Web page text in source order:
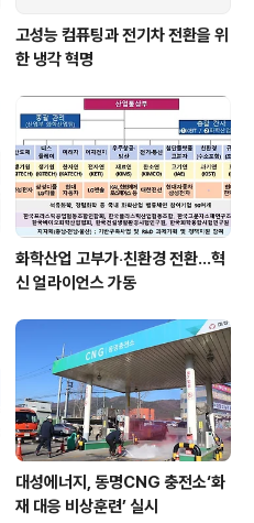
고성능 컴퓨팅과 전기차 전환을 위
한 냉각 혁명
화학산업 고부가‧친환경 전환…혁
신 얼라이언스 가동
대성에너지, 동명CNG 충전소‘화
재 대응 비상훈련’ 실시